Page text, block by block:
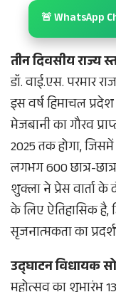
🚨 WhatsApp
तीन दिवसीय राज्य
डॉ. वाई.एस. परमार
इस वर्ष हिमाचल
मेजबानी का गौरव
2025 तक होगा,
लगभग 600 छात्र-
शुक्ला ने प्रेस वार्ता
के लिए ऐतिहासिक है,
सृजनात्मकता का
उद्घाटन विधायक